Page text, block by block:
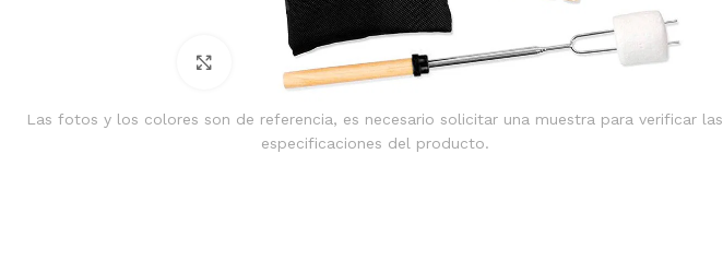
Clic para ampliar
Las fotos y los colores son de referencia, es necesario solicitar una muestra para verificar las
especificaciones del producto.